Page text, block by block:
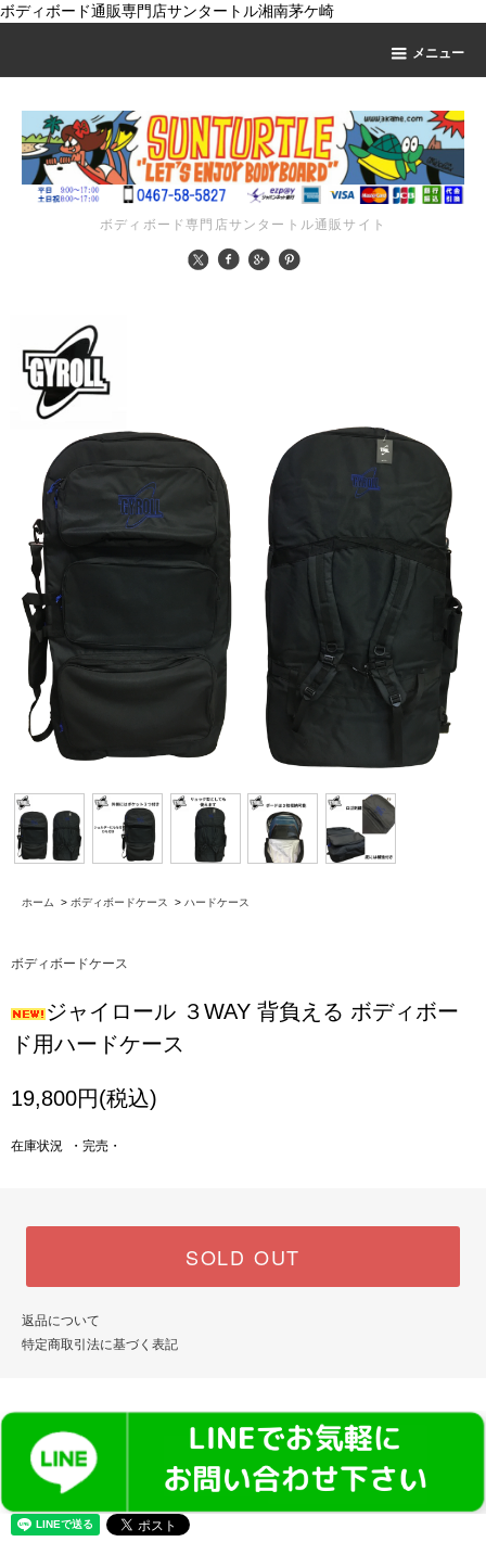
ボディボード通販専門店サンタートル湘南茅ケ崎
メニュー
ボディボード専門店サンタートル通販サイト
ホーム > ボディボードケース > ハードケース
ボディボードケース
ジャイロール ３WAY 背負える ボディボー
ド用ハードケース
19,800円(税込)
在庫状況 ・完売・
SOLD OUT
返品について
特定商取引法に基づく表記